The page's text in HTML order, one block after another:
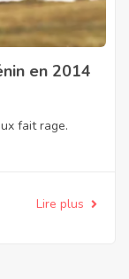
en 2014
fait rage.
Lire plus